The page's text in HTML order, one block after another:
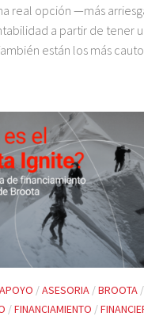
real opción —más
a partir de tener
están los más
APOYO /ASESORIA /BROOTA /
/FINANCIAMIENTO /